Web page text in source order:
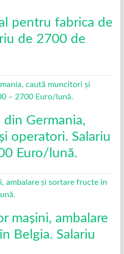
pentru fabrica de
de 2700 de
din Germania,
operatori. Salariu
Euro/lună.
mașini, ambalare
Belgia. Salariu